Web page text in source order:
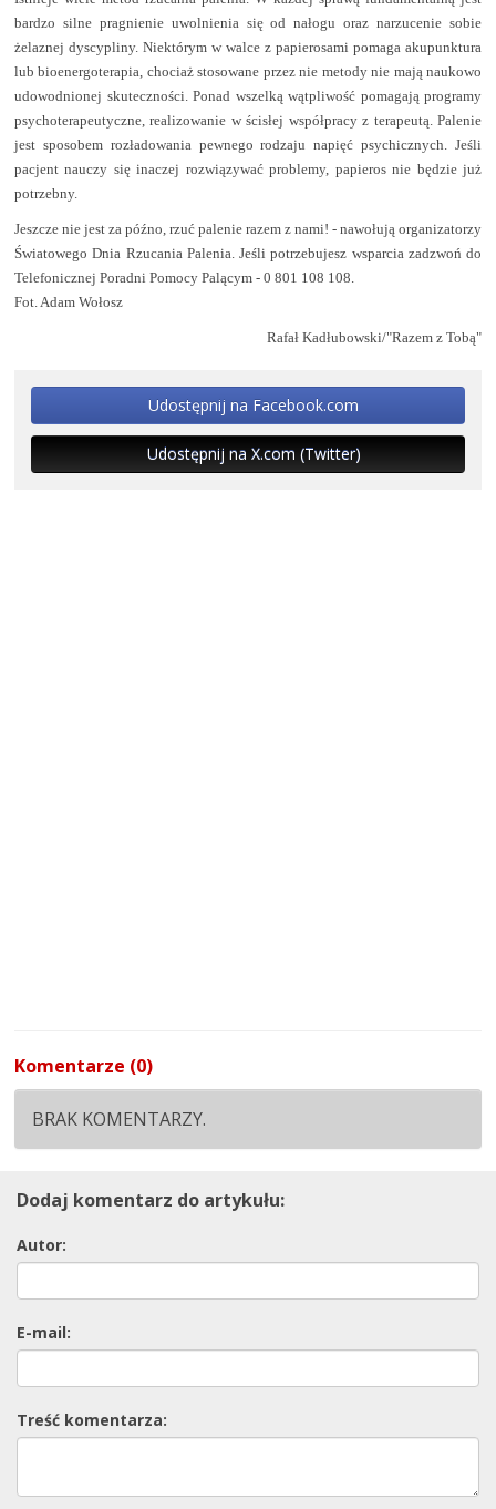
bardzo silne pragnienie uwolnienia się od nałogu oraz narzucenie sobie
żelaznej dyscypliny. Niektórym w walce z papierosami pomaga akupunktura
lub bioenergoterapia, chociaż stosowane przez nie metody nie mają naukowo
udowodnionej skuteczności. Ponad wszelką wątpliwość pomagają programy
psychoterapeutyczne, realizowanie w ścisłej współpracy z terapeutą. Palenie
jest sposobem rozładowania pewnego rodzaju napięć psychicznych. Jeśli
pacjent nauczy się inaczej rozwiązywać problemy, papieros nie będzie już
potrzebny.
Jeszcze nie jest za późno, rzuć palenie razem z nami! - nawołują organizatorzy
Światowego Dnia Rzucania Palenia. Jeśli potrzebujesz wsparcia zadzwoń do
Telefonicznej Poradni Pomocy Palącym - 0 801 108 108.
Fot. Adam Wołosz
Rafał Kadłubowski/"Razem z Tobą"
Udostępnij na Facebook.com
Udostępnij na X.com (Twitter)
Komentarze (0)
BRAK KOMENTARZY.
Dodaj komentarz do artykułu:
Autor:
E-mail:
Treść komentarza: